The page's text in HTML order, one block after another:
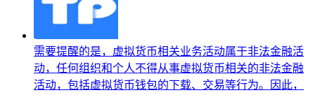
需要提醒的是，虚拟货币相关业务活动属于非法金融活
动，任何组织和个人不得从事虚拟货币相关的非法金融
活动，包括虚拟货币钱包的下载、交易等行为。因此，